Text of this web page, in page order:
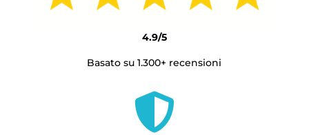
4.9/5
Basato su 1.300+ recensioni
